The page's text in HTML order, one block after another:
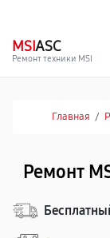
MSIASC
Ремонт техники MSI
Главная /
Ремонт